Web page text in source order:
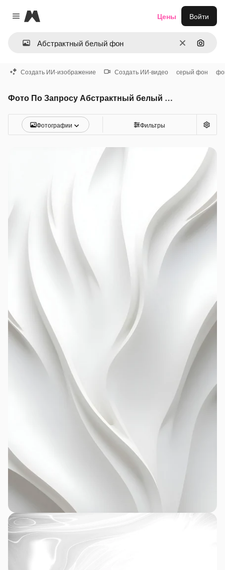
Close menu
Magnific
ОчиститьПоиск
Цены Войти
Создать ИИ-изображение Создать ИИ-видео серый фон
Фото По Запросу Абстрактный белый фон
Фотографии Фильтры